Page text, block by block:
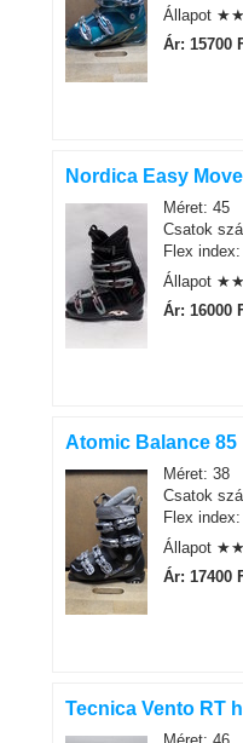
Állapot
Ár: 15700
Nordica Easy
Méret: 45
Csatok
Flex
Állapot
Ár: 16000
Atomic Balance
Méret: 38
Csatok
Flex
Állapot
Ár: 17400
Tecnica Vento RT